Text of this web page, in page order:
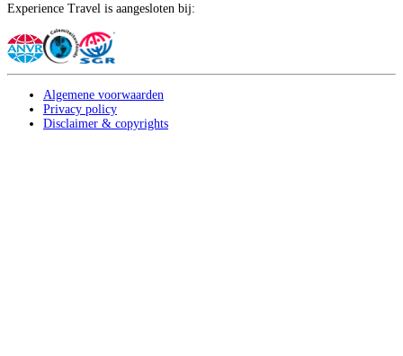
Experience Travel is aangesloten bij:
Algemene voorwaarden
Privacy policy
Disclaimer & copyrights